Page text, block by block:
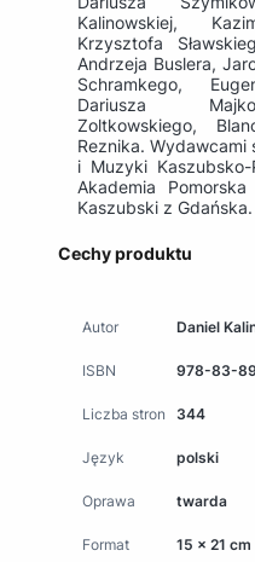
Kalinowskiej,
Krzysztofa
Andrzeja Buslera,
Schramkego,
Dariusza
Zoltkowskiego,
Reznika. Wydawcami
i Muzyki Kaszubsko-
Akademia
Kaszubski z Gdańska.
Cechy produktu
Autor Daniel
ISBN 978-83-
Liczba stron 344
Język polski
Oprawa twarda
Format 15 x 21 cm